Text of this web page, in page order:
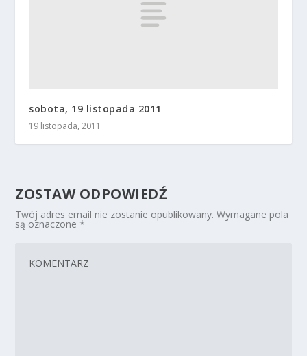
sobota, 19 listopada 2011
19 listopada, 2011
ZOSTAW ODPOWIEDŹ
Twój adres email nie zostanie opublikowany. Wymagane pola
są oznaczone*